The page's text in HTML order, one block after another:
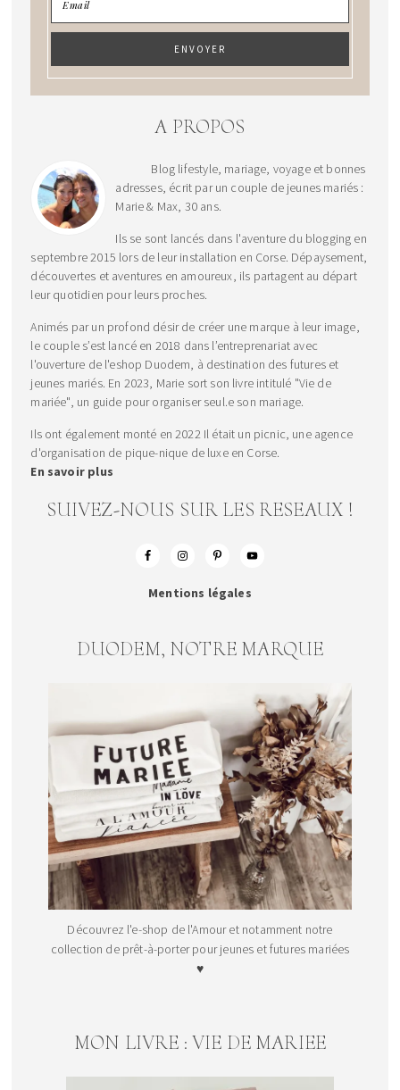
A PROPOS
Blog lifestyle, mariage, voyage et bonnes
adresses, écrit par un couple de jeunes mariés :
Marie & Max, 30 ans.
Ils se sont lancés dans l'aventure du blogging en
septembre 2015 lors de leur installation en Corse. Dépaysement,
découvertes et aventures en amoureux, ils partagent au départ
leur quotidien pour leurs proches.
Animés par un profond désir de créer une marque à leur image,
le couple s’est lancé en 2018 dans l’entreprenariat avec
l'ouverture de l'eshop Duodem, à destination des futures et
jeunes mariés. En 2023, Marie sort son livre intitulé "Vie de
mariée", un guide pour organiser seul.e son mariage.
Ils ont également monté en 2022 Il était un picnic, une agence
d'organisation de pique-nique de luxe en Corse.
En savoir plus
SUIVEZ-NOUS SUR LES RESEAUX !
Mentions légales
DUODEM, NOTRE MARQUE
Découvrez l'e-shop de l'Amour et notamment notre
collection de prêt-à-porter pour jeunes et futures mariées
♥
MON LIVRE : VIE DE MARIEE